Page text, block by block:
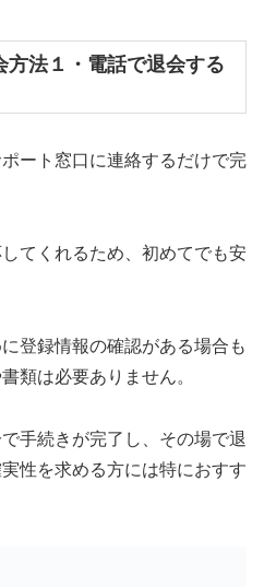
方法１・電話で退会する
ート窓口に連絡するだけで完
てくれるため、初めてでも安
登録情報の確認がある場合も
類は必要ありません。
手続きが完了し、その場で退
性を求める方には特におすす